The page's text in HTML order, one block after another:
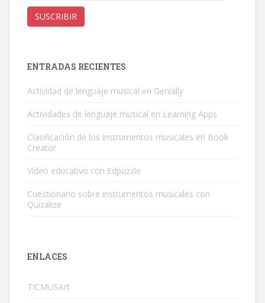
correo
electrónico
SUSCRIBIR
ENTRADAS RECIENTES
Actividad de lenguaje musical en Genially
Actividades de lenguaje musical en Learning Apps
Clasificación de los instrumentos musicales en Book
Creator
Vídeo educativo con Edpuzzle
Cuestionario sobre instrumentos musicales con
Quizalize
ENLACES
TICMUSArt